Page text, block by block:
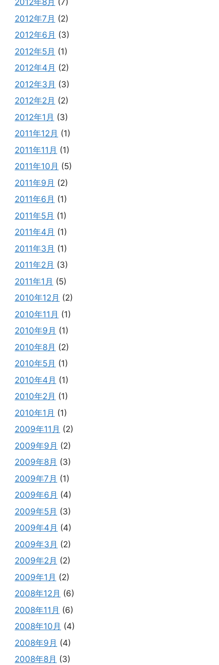
2012年8月 (7)
2012年7月 (2)
2012年6月 (3)
2012年5月 (1)
2012年4月 (2)
2012年3月 (3)
2012年2月 (2)
2012年1月 (3)
2011年12月 (1)
2011年11月 (1)
2011年10月 (5)
2011年9月 (2)
2011年6月 (1)
2011年5月 (1)
2011年4月 (1)
2011年3月 (1)
2011年2月 (3)
2011年1月 (5)
2010年12月 (2)
2010年11月 (1)
2010年9月 (1)
2010年8月 (2)
2010年5月 (1)
2010年4月 (1)
2010年2月 (1)
2010年1月 (1)
2009年11月 (2)
2009年9月 (2)
2009年8月 (3)
2009年7月 (1)
2009年6月 (4)
2009年5月 (3)
2009年4月 (4)
2009年3月 (2)
2009年2月 (2)
2009年1月 (2)
2008年12月 (6)
2008年11月 (6)
2008年10月 (4)
2008年9月 (4)
2008年8月 (3)